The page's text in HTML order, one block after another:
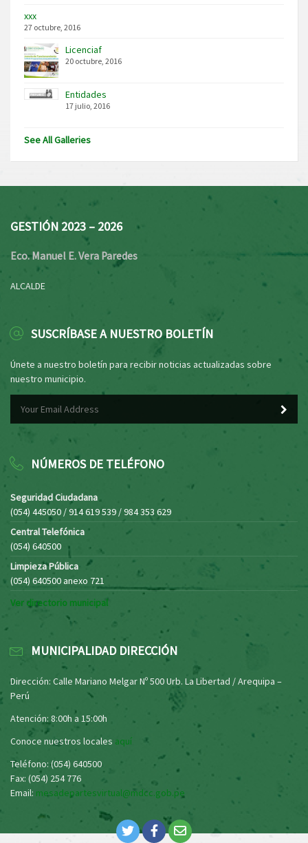
xxx
27 octubre, 2016
Licenciaf
20 octubre, 2016
Entidades
17 julio, 2016
See All Galleries
GESTIÓN 2023 – 2026
Eco. Manuel E. Vera Paredes
ALCALDE
SUSCRÍBASE A NUESTRO BOLETÍN
Únete a nuestro boletín para recibir noticias actualizadas sobre
nuestro municipio.
NÚMEROS DE TELÉFONO
Seguridad Ciudadana
(054) 445050 / 914 619 539 / 984 353 629
Central Telefónica
(054) 640500
Limpieza Pública
(054) 640500 anexo 721
Ver directorio municipal
MUNICIPALIDAD DIRECCIÓN
Dirección: Calle Mariano Melgar Nº 500 Urb. La Libertad / Arequipa –
Perú
Atención: 8:00h a 15:00h
Conoce nuestros locales aquí
Teléfono: (054) 640500
Fax: (054) 254 776
Email: mesadepartesvirtual@mdcc.gob.pe